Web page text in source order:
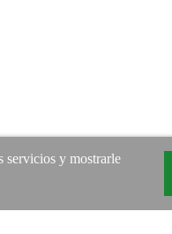
servicios y mostrarle